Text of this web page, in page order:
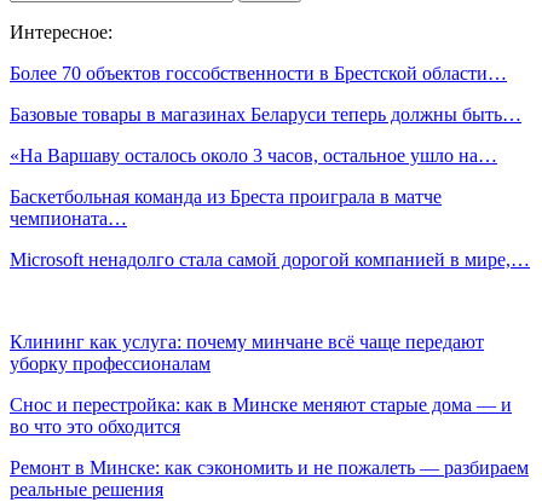
Интересное:
Более 70 объектов госсобственности в Брестской области…
Базовые товары в магазинах Беларуси теперь должны быть…
«На Варшаву осталось около 3 часов, остальное ушло на…
Баскетбольная команда из Бреста проиграла в матче
чемпионата…
Microsoft ненадолго стала самой дорогой компанией в мире,…
Клининг как услуга: почему минчане всё чаще передают
уборку профессионалам
Снос и перестройка: как в Минске меняют старые дома — и
во что это обходится
Ремонт в Минске: как сэкономить и не пожалеть — разбираем
реальные решения